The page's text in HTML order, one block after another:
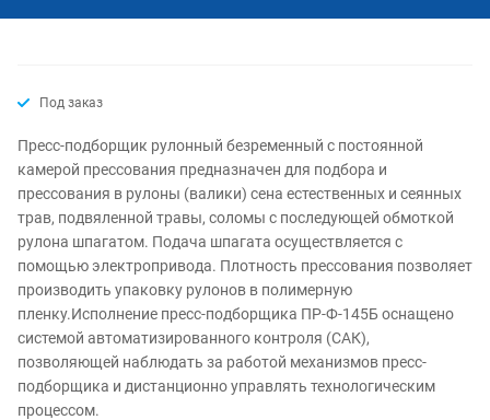
Под заказ
Пресс-подборщик рулонный безременный с постоянной
камерой прессования предназначен для подбора и
прессования в рулоны (валики) сена естественных и сеянных
трав, подвяленной травы, соломы с последующей обмоткой
рулона шпагатом. Подача шпагата осуществляется с
помощью электропривода. Плотность прессования позволяет
производить упаковку рулонов в полимерную
пленку.Исполнение пресс-подборщика ПР-Ф-145Б оснащено
системой автоматизированного контроля (САК),
позволяющей наблюдать за работой механизмов пресс-
подборщика и дистанционно управлять технологическим
процессом.